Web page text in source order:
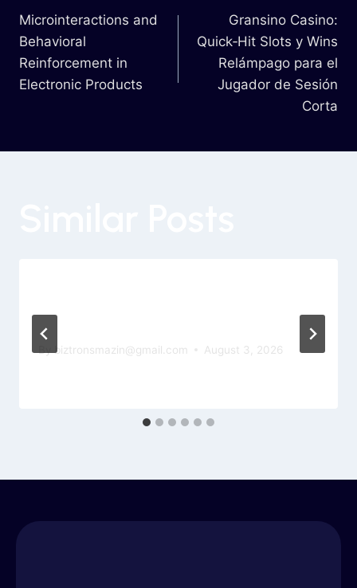
Microinteractions and
Behavioral
Reinforcement in
Electronic Products
Gransino Casino:
Quick‑Hit Slots y Wins
Relámpago para el
Jugador de Sesión
Corta
Fruit Cocktail Revolves
biztronsmazin@gmail.com August 3, 2026